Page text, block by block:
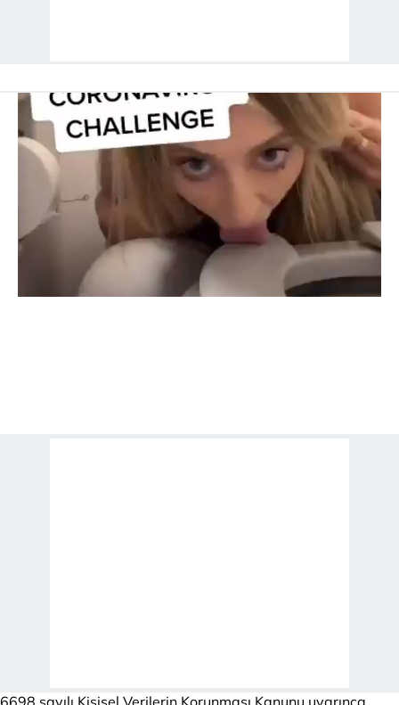
6698 sayılı Kişisel Verilerin Korunması Kanunu uyarınca